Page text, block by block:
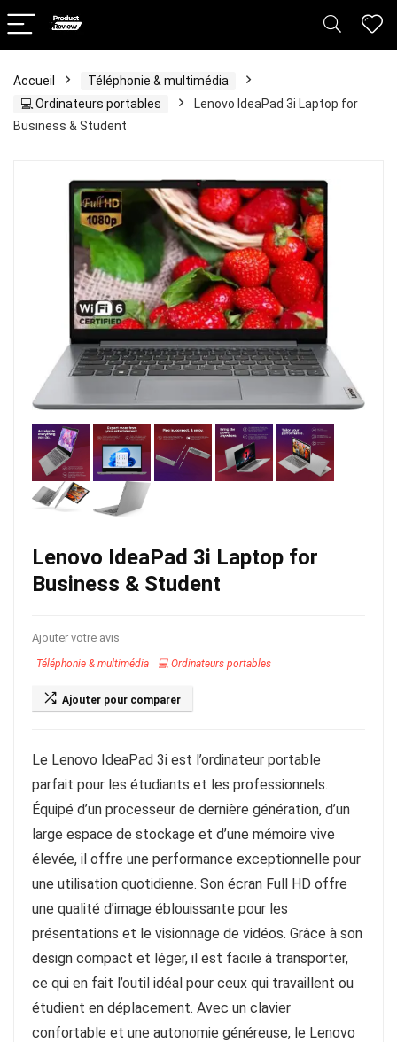
Accueil
Téléphonie & multimédia
💻 Ordinateurs portables
Lenovo IdeaPad 3i Laptop for
Business & Student
Lenovo IdeaPad 3i Laptop for
Business & Student
Ajouter votre avis
Téléphonie & multimédia 💻 Ordinateurs portables
Ajouter pour comparer
Le Lenovo IdeaPad 3i est l’ordinateur portable
parfait pour les étudiants et les professionnels.
Équipé d’un processeur de dernière génération, d’un
large espace de stockage et d’une mémoire vive
élevée, il offre une performance exceptionnelle pour
une utilisation quotidienne. Son écran Full HD offre
une qualité d’image éblouissante pour les
présentations et le visionnage de vidéos. Grâce à son
design compact et léger, il est facile à transporter,
ce qui en fait l’outil idéal pour ceux qui travaillent ou
étudient en déplacement. Avec un clavier
confortable et une autonomie généreuse, le Lenovo